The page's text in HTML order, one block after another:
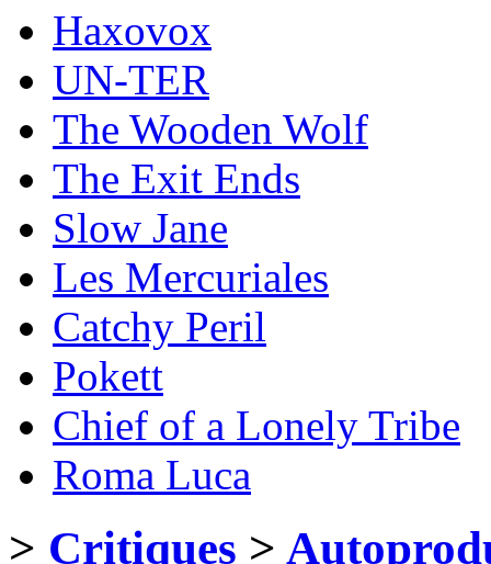
Haxovox
UN-TER
The Wooden Wolf
The Exit Ends
Slow Jane
Les Mercuriales
Catchy Peril
Pokett
Chief of a Lonely Tribe
Roma Luca
> Critiques >